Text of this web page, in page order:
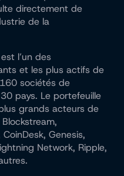
directement de
de la
l’un des
et les plus actifs de
sociétés de
pays. Le portefeuille
grands acteurs de
Genesis,
Network, Ripple,